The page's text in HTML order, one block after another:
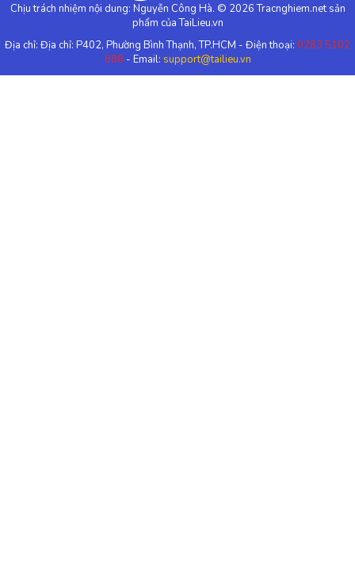
Chịu trách nhiệm nội dung: Nguyễn Công Hà. © 2026 Tracnghiem.net sản
phẩm của TaiLieu.vn
Địa chỉ: Địa chỉ: P402, Phường Bình Thạnh, TP.HCM - Điện thoại: 0283 5102
888 - Email: support@tailieu.vn